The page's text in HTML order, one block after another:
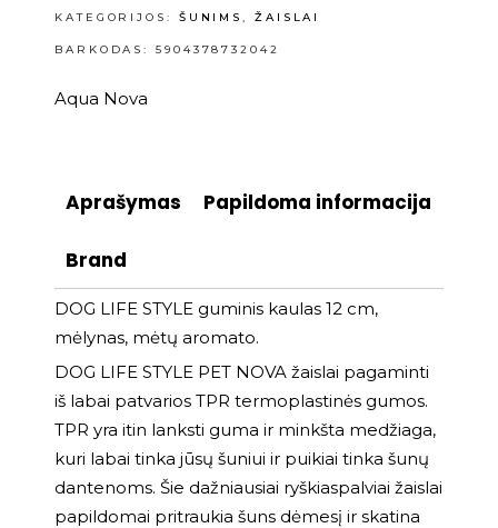
KATEGORIJOS: ŠUNIMS, ŽAISLAI
BARKODAS: 5904378732042
Aqua Nova
Aprašymas Papildoma informacija
Brand
DOG LIFE STYLE guminis kaulas 12 cm,
mėlynas, mėtų aromato.
DOG LIFE STYLE PET NOVA žaislai pagaminti
iš labai patvarios TPR termoplastinės gumos.
TPR yra itin lanksti guma ir minkšta medžiaga,
kuri labai tinka jūsų šuniui ir puikiai tinka šunų
dantenoms. Šie dažniausiai ryškiaspalviai žaislai
papildomai pritraukia šuns dėmesį ir skatina